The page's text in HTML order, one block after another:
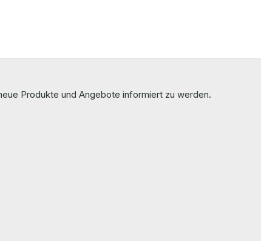
Produkte und Angebote informiert zu werden.